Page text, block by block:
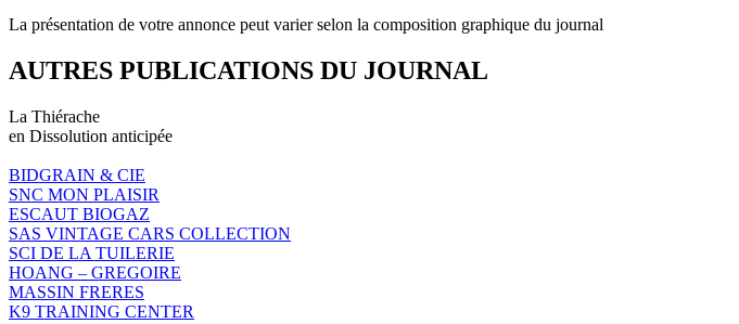
La présentation de votre annonce peut varier selon la composition graphique du journal
AUTRES PUBLICATIONS DU JOURNAL
La Thiérache
en Dissolution anticipée
BIDGRAIN & CIE
SNC MON PLAISIR
ESCAUT BIOGAZ
SAS VINTAGE CARS COLLECTION
SCI DE LA TUILERIE
HOANG – GREGOIRE
MASSIN FRERES
K9 TRAINING CENTER